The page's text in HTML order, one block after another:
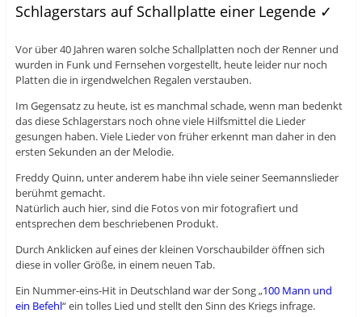
Schlagerstars auf Schallplatte einer Legende ✓
Vor über 40 Jahren waren solche Schallplatten noch der Renner und
wurden in Funk und Fernsehen vorgestellt, heute leider nur noch
Platten die in irgendwelchen Regalen verstauben.
Im Gegensatz zu heute, ist es manchmal schade, wenn man bedenkt
das diese Schlagerstars noch ohne viele Hilfsmittel die Lieder
gesungen haben. Viele Lieder von früher erkennt man daher in den
ersten Sekunden an der Melodie.
Freddy Quinn, unter anderem habe ihn viele seiner Seemannslieder
berühmt gemacht.
Natürlich auch hier, sind die Fotos von mir fotografiert und
entsprechen dem beschriebenen Produkt.
Durch Anklicken auf eines der kleinen Vorschaubilder öffnen sich
diese in voller Größe, in einem neuen Tab.
Ein Nummer-eins-Hit in Deutschland war der Song „100 Mann und
ein Befehl“ ein tolles Lied und stellt den Sinn des Kriegs infrage.